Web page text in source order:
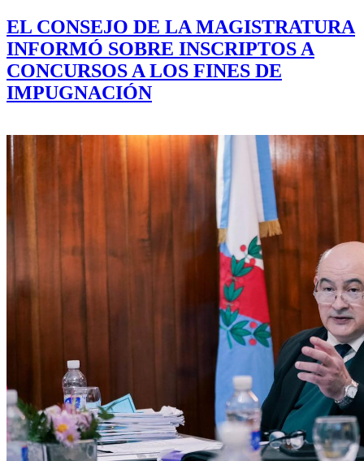
EL CONSEJO DE LA MAGISTRATURA
INFORMÓ SOBRE INSCRIPTOS A
CONCURSOS A LOS FINES DE
IMPUGNACIÓN